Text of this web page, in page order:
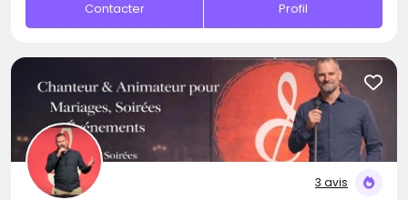
Contacter Profil
3 avis